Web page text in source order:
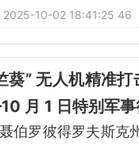
2025-10-02 18:41:25 46
葵” 无人机精准
月 1 日特别军事
伯罗彼得罗夫斯克